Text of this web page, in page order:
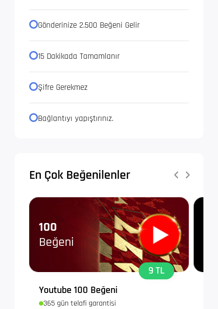
Gönderinize 2.500 Beğeni Gelir
15 Dakikada Tamamlanır
Şifre Gerekmez
Bağlantıyı yapıştırınız.
En Çok Beğenilenler
100
Beğeni
9 TL
Youtube 100 Beğeni
365 gün telafi garantisi